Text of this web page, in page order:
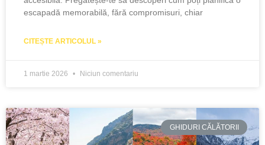
escapadă memorabilă, fără compromisuri, chiar
CITEȘTE ARTICOLUL »
1 martie 2026 Niciun comentariu
GHIDURI CĂLĂTORII